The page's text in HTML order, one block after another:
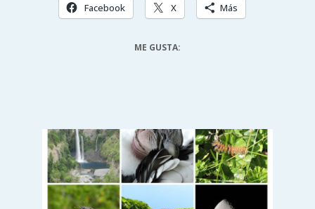
Facebook X Más
ME GUSTA: